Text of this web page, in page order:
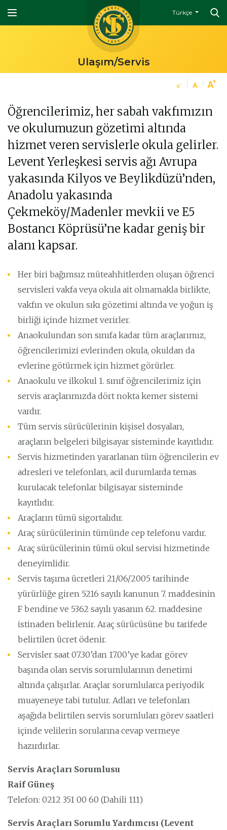
Türkçe
Ulaşım/Servis
Öğrencilerimiz, her sabah vakfımızın
ve okulumuzun gözetimi altında
hizmet veren servislerle okula gelirler.
Levent Yerleşkesi servis ağı Avrupa
yakasında Kilyos ve Beylikdüzü’nden,
Anadolu yakasında
Çekmeköy/Madenler mevkii ve E5
Bostancı Köprüsü’ne kadar geniş bir
alanı kapsar.
Her biri bağımsız müteahhitlerden oluşan öğrenci
servisleri vakfa veya okula ait olmamakla birlikte,
vakfın ve okulun sıkı gözetimi altında ve yoğun iş
birliği içinde hizmet verirler.
Anaokulundan son sınıfa kadar tüm araçlarımız,
öğrencilerimizi evlerinden okula, okuldan da
evlerine götürmek için hizmet görürler.
Anaokulu ve ilkokul 1. sınıf öğrencilerimiz için
servis araçlarımızda dört nokta kemer sistemi
vardır.
Tüm servis sürücülerinin kişisel dosyaları,
araçların belgeleri bilgisayar sisteminde kayıtlıdır.
Servis hizmetinden yararlanan tüm öğrencilerin ev
adresleri ve telefonları, acil durumlarda temas
kurulacak telefonlar bilgisayar sisteminde
kayıtlıdır.
Araçların tümü sigortalıdır.
Araç sürücülerinin tümünde cep telefonu vardır.
Araç sürücülerinin tümü okul servisi hizmetinde
deneyimlidir.
Servis taşıma ücretleri 21/06/2005 tarihinde
yürürlüğe giren 5216 sayılı kanunun 7. maddesinin
F bendine ve 5362 sayılı yasanın 62. maddesine
istinaden belirlenir. Araç sürücüsüne bu tarifede
belirtilen ücret ödenir.
Servisler saat 07.30’dan 17.00’ye kadar görev
başında olan servis sorumlularının denetimi
altında çalışırlar. Araçlar sorumlularca periyodik
muayeneye tabi tutulur. Adları ve telefonları
aşağıda belirtilen servis sorumluları görev saatleri
içinde velilerin sorularına cevap vermeye
hazırdırlar.
Servis Araçları Sorumlusu
Raif Güneş
Telefon: 0212 351 00 60 (Dahili 111)
Servis Araçları Sorumlu Yardımcısı (Levent